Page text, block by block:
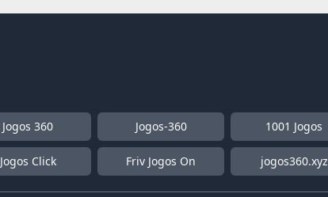
Jogos 360 Jogos-360 1001 Jogos
Jogos Click Friv Jogos On jogos360.xyz